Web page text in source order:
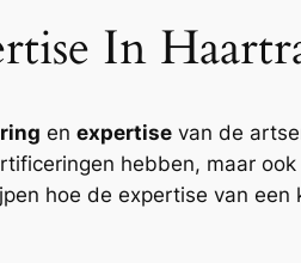
In
en expertise van de
hebben, maar
hoe de expertise van